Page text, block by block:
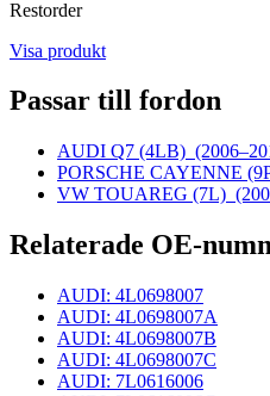
Restorder
Visa produkt
Passar till fordon
AUDI Q7 (4LB)
PORSCHE CAYENNE
VW TOUAREG (7L)
Relaterade OE-
AUDI: 4L0698007
AUDI: 4L0698007A
AUDI: 4L0698007B
AUDI: 4L0698007C
AUDI: 7L0616006